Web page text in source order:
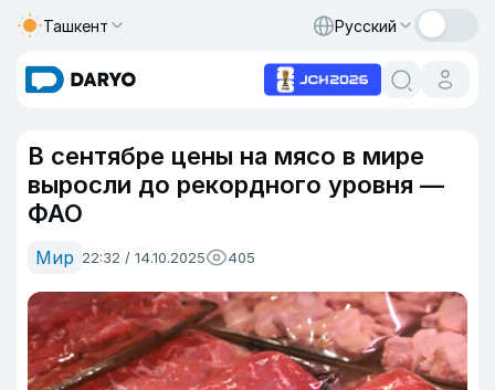
Ташкент Русский
В сентябре цены на мясо в мире
выросли до рекордного уровня —
ФАО
Мир 22:32 / 14.10.2025 405